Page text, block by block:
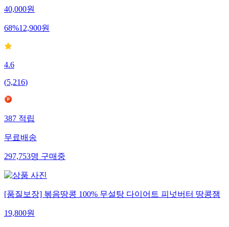
40,000원
68%12,900원
4.6
(5,216)
387적립
무료배송
297,753명구매중
[품질보장] 볶음땅콩 100% 무설탕 다이어트 피넛버터 땅콩잼
19,800원